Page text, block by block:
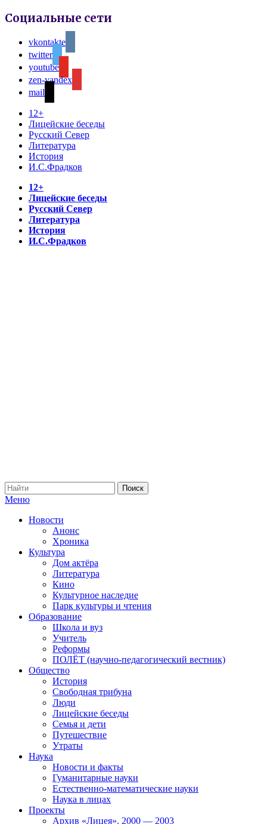
Социальные сети
vkontakte
twitter
youtube
zen-yandex
mail
12+
Лицейские беседы
Русский Север
Литература
История
И.С.Фрадков
12+
Лицейские беседы
Русский Север
Литература
История
И.С.Фрадков
Меню
Новости
Анонс
Хроника
Культура
Дом актёра
Литература
Кино
Культурное наследие
Парк культуры и чтения
Образование
Школа и вуз
Учитель
Реформы
ПОЛЁТ (научно-педагогический вестник)
Общество
История
Свободная трибуна
Люди
Лицейские беседы
Семья и дети
Путешествие
Утраты
Наука
Новости и факты
Гуманитарные науки
Естественно-математические науки
Наука в лицах
Проекты
Архив «Лицея». 2000 — 2003